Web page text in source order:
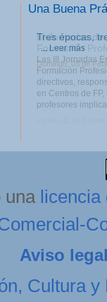
Una Buena
III Jornadas de
Formación
Las III Jornadas
Formación
directivos,
en Centros de
profesores
una licencia
Aviso
Cultura y